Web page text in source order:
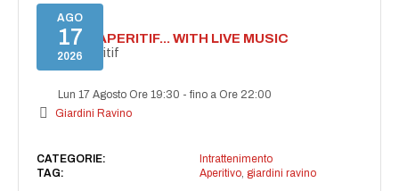
AGO
17
2026
SECRET APERITIF... WITH LIVE MUSIC
Secret aperitif
Lun 17 Agosto Ore 19:30 -fino a Ore 22:00
Giardini Ravino
CATEGORIE:
Intrattenimento
TAG:
Aperitivo, giardini ravino